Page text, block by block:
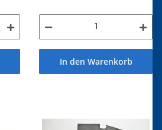
In den Warenkorb